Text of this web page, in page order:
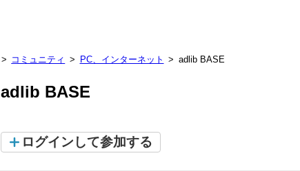
コミュニティ PC、インターネット adlib BASE
adlib BASE
ログインして参加する